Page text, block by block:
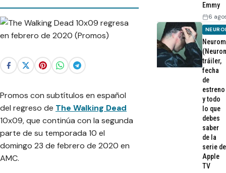
Promos con subtítulos en español
del regreso de The Walking Dead
10x09, que continúa con la segunda
parte de su temporada 10 el
domingo 23 de febrero de 2020 en
AMC.
Emmy
6
tráiler,
fecha
de
estreno
y todo
lo que
debes
saber
de la
serie de
Apple
TV